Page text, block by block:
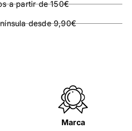
a partir de 150€
desde 9,90€
Marca